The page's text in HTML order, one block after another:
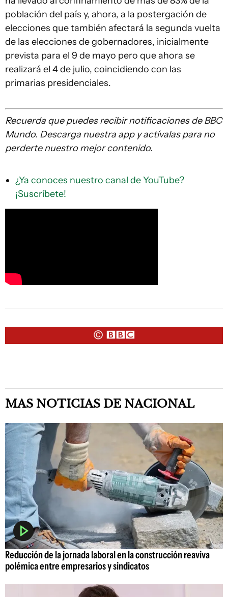
población del país y, ahora, a la postergación de
elecciones que también afectará la segunda vuelta
de las elecciones de gobernadores, inicialmente
prevista para el 9 de mayo pero que ahora se
realizará el 4 de julio, coincidiendo con las
primarias presidenciales.
Recuerda quepuedes recibir notificaciones de BBC
Mundo. Descarga nuestra app y actívalas para no
perderte nuestro mejor contenido.
¿Ya conoces nuestro canal de YouTube?
¡Suscríbete!
MAS NOTICIAS DE NACIONAL
Reducción de la jornada laboral en la construcción reaviva
polémica entre empresarios y sindicatos